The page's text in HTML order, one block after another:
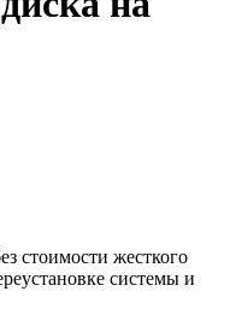
стоимости жесткого
системы и